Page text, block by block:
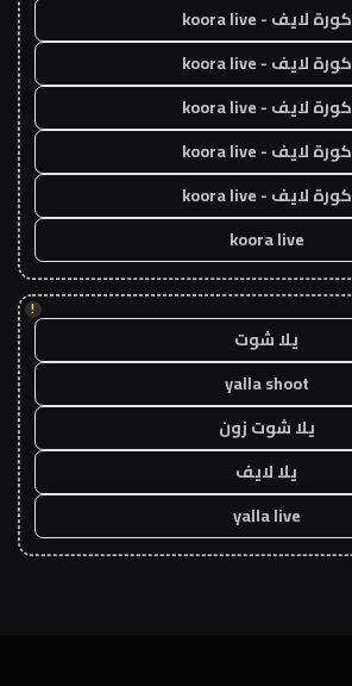
كورة لايف - koora live
كورة لايف - koora live
كورة لايف - koora live
كورة لايف - koora live
كورة لايف - koora live
koora live
!
يلا شوت
yalla shoot
يلا شوت زون
يلا لايف
yalla live